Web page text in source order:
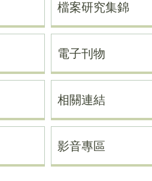
檔案研究集錦
電子刊物
相關連結
影音專區